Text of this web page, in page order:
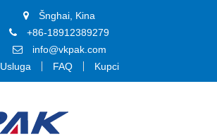
Šnghai, Kina
+86-18912389279
info@vkpak.com
Usluga
FAQ Kupci